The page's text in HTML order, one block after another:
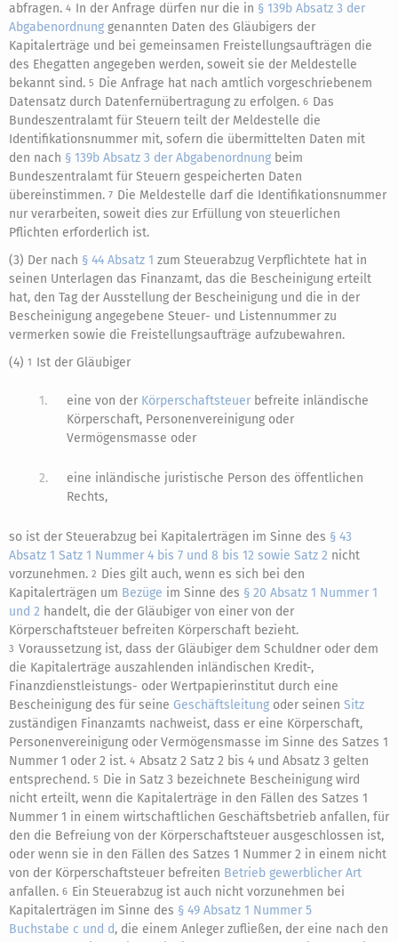
abfragen. 4 In der Anfrage dürfen nur die in § 139b Absatz 3 der
Abgabenordnung genannten Daten des Gläubigers der
Kapitalerträge und bei gemeinsamen Freistellungsaufträgen die
des Ehegatten angegeben werden, soweit sie der Meldestelle
bekannt sind. 5 Die Anfrage hat nach amtlich vorgeschriebenem
Datensatz durch Datenfernübertragung zu erfolgen. 6 Das
Bundeszentralamt für Steuern teilt der Meldestelle die
Identifikationsnummer mit, sofern die übermittelten Daten mit
den nach § 139b Absatz 3 der Abgabenordnung beim
Bundeszentralamt für Steuern gespeicherten Daten
übereinstimmen. 7 Die Meldestelle darf die Identifikationsnummer
nur verarbeiten, soweit dies zur Erfüllung von steuerlichen
Pflichten erforderlich ist.
(3) Der nach § 44 Absatz 1 zum Steuerabzug Verpflichtete hat in
seinen Unterlagen das Finanzamt, das die Bescheinigung erteilt
hat, den Tag der Ausstellung der Bescheinigung und die in der
Bescheinigung angegebene Steuer- und Listennummer zu
vermerken sowie die Freistellungsaufträge aufzubewahren.
(4) 1 Ist der Gläubiger
1. eine von der Körperschaftsteuer befreite inländische
Körperschaft, Personenvereinigung oder
Vermögensmasse oder
2.
eine inländische juristische Person des öffentlichen
Rechts,
so ist der Steuerabzug bei Kapitalerträgen im Sinne des § 43
Absatz 1 Satz 1 Nummer 4 bis 7 und 8 bis 12 sowie Satz 2 nicht
vorzunehmen. 2 Dies gilt auch, wenn es sich bei den
Kapitalerträgen um Bezüge im Sinne des § 20 Absatz 1 Nummer 1
und 2 handelt, die der Gläubiger von einer von der
Körperschaftsteuer befreiten Körperschaft bezieht.
3 Voraussetzung ist, dass der Gläubiger dem Schuldner oder dem
die Kapitalerträge auszahlenden inländischen Kredit-,
Finanzdienstleistungs- oder Wertpapierinstitut durch eine
Bescheinigung des für seine Geschäftsleitung oder seinen Sitz
zuständigen Finanzamts nachweist, dass er eine Körperschaft,
Personenvereinigung oder Vermögensmasse im Sinne des Satzes 1
Nummer 1 oder 2 ist. 4 Absatz 2 Satz 2 bis 4 und Absatz 3 gelten
entsprechend. 5 Die in Satz 3 bezeichnete Bescheinigung wird
nicht erteilt, wenn die Kapitalerträge in den Fällen des Satzes 1
Nummer 1 in einem wirtschaftlichen Geschäftsbetrieb anfallen, für
den die Befreiung von der Körperschaftsteuer ausgeschlossen ist,
oder wenn sie in den Fällen des Satzes 1 Nummer 2 in einem nicht
von der Körperschaftsteuer befreiten Betrieb gewerblicher Art
anfallen. 6 Ein Steuerabzug ist auch nicht vorzunehmen bei
Kapitalerträgen im Sinne des § 49 Absatz 1 Nummer 5
Buchstabe c und d, die einem Anleger zufließen, der eine nach den